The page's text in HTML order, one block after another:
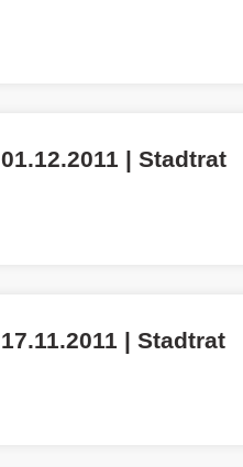
01.12.2011 | Stadtrat
17.11.2011 | Stadtrat